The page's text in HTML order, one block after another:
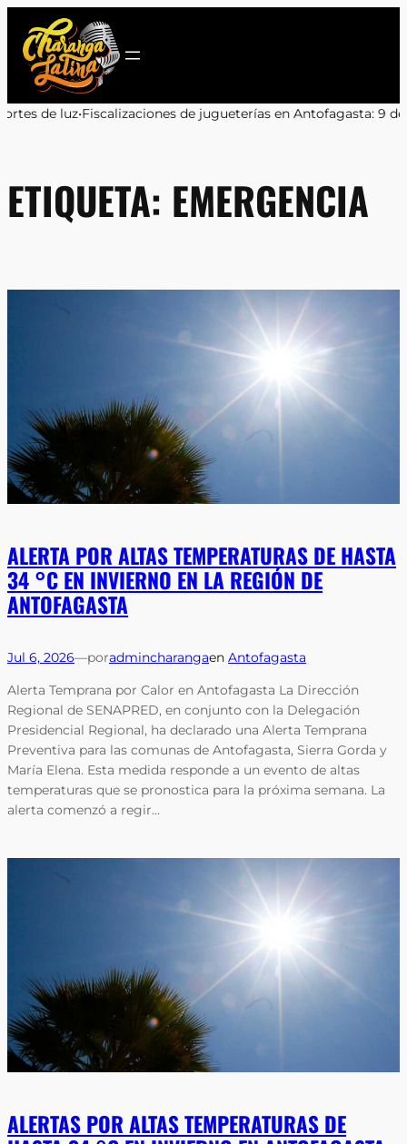
contenido
9 de 11 locales sancionados por irregularidades•
ETIQUETA: EMERGENCIA
ALERTA POR ALTAS TEMPERATURAS DE HASTA
34 °C EN INVIERNO EN LA REGIÓN DE
ANTOFAGASTA
Jul 6, 2026—poradmincharangaen Antofagasta
Alerta Temprana por Calor en Antofagasta La Dirección
Regional de SENAPRED, en conjunto con la Delegación
Presidencial Regional, ha declarado una Alerta Temprana
Preventiva para las comunas de Antofagasta, Sierra Gorda y
María Elena. Esta medida responde a un evento de altas
temperaturas que se pronostica para la próxima semana. La
alerta comenzó a regir…
ALERTAS POR ALTAS TEMPERATURAS DE